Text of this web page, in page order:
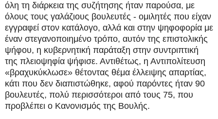
όλη τη διάρκεια της συζήτησης ήταν παρούσα, με
όλους τους γαλάζιους βουλευτές - ομιλητές που είχαν
εγγραφεί στον κατάλογο, αλλά και στην ψηφοφορία με
έναν στεγανοποιημένο τρόπο, αυτόν της επιστολικής
ψήφου, η κυβερνητική παράταξη στην συντριπτική
της πλειοψηφία ψήφισε. Αντιθέτως, η Αντιπολίτευση
«βραχυκύκλωσε» θέτοντας θέμα έλλειψης απαρτίας,
κάτι που δεν διαπιστώθηκε, αφού παρόντες ήταν 90
βουλευτές, πολύ περισσότεροι από τους 75, που
προβλέπει ο Κανονισμός της Βουλής.